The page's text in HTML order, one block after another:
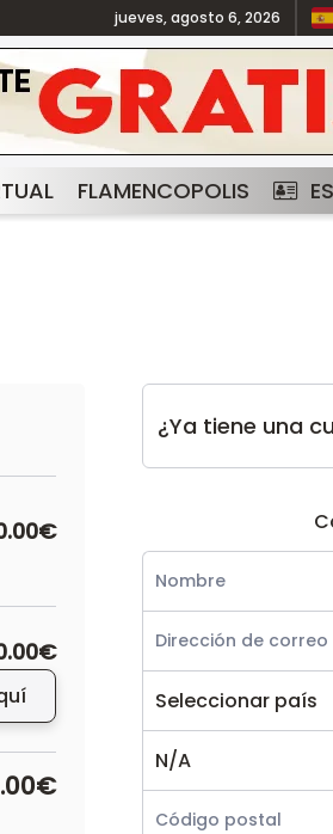
jueves, agosto 6, 2026
FLAMENCOPOLIS
¿Ya tiene una